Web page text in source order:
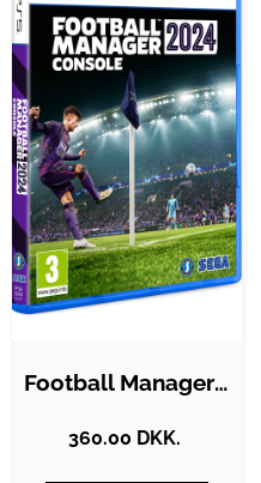
Football Manager 2024 Console - Sony…
360.00 DKK.